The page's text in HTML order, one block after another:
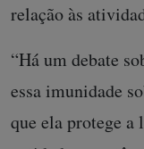
relação às
“Há um debate
essa imunidade
que ela protege a